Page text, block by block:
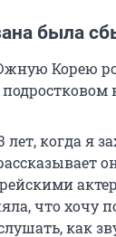
была
Корею
когда я
что хочу
как